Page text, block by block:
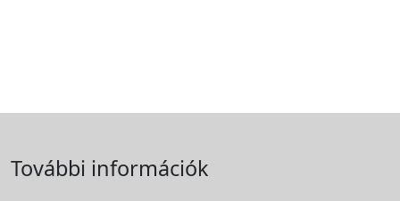
További információk